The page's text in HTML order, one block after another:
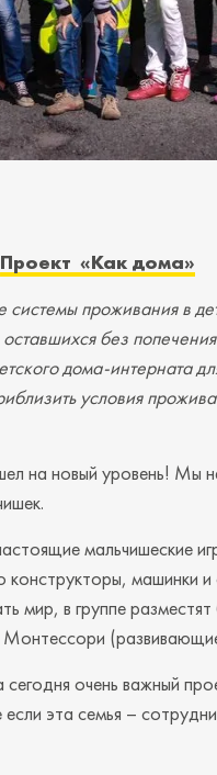
Проект «Как дома»
проживания в
оставшихся без
дома-интерната
условия
на новый уровень! Мы
мальчишеские
конструкторы, машинки
мир, в группе
очень важный
эта семья –